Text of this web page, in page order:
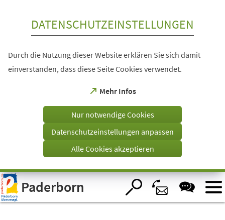
Visuelle
Assistenzsoftware
öffnen.
DATENSCHUTZEINSTELLUNGEN
Durch die Nutzung dieser Website erklären Sie sich damit
einverstanden, dass diese Seite Cookies verwendet.
Mehr Infos
(Öffnet
einem
Tab)
Nur notwendige Cookies
Datenschutzeinstellungen anpassen
Alle Cookies akzeptieren
Paderborn